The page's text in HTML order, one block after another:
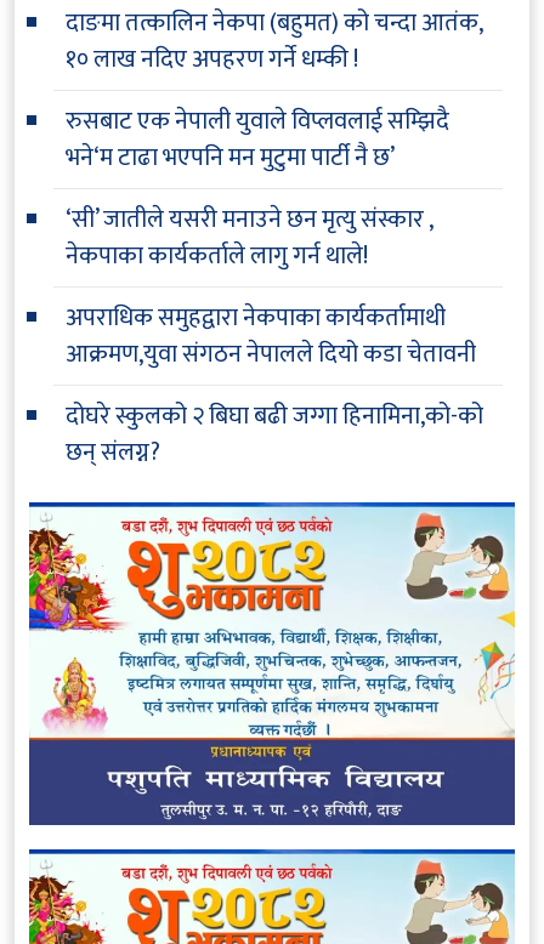
दाङमा तत्कालिन नेकपा (बहुमत) को चन्दा आतंक,
१० लाख नदिए अपहरण गर्ने धम्की !
रुसबाट एक नेपाली युवाले विप्लवलाई सम्झिदै
भने‘म टाढा भएपनि मन मुटुमा पार्टी नै छ’
‘सी’ जातीले यसरी मनाउने छन मृत्यु संस्कार ,
नेकपाका कार्यकर्ताले लागु गर्न थाले!
अपराधिक समुहद्वारा नेकपाका कार्यकर्तामाथी
आक्रमण,युवा संगठन नेपालले दियो कडा चेतावनी
दोघरे स्कुलको २ बिघा बढी जग्गा हिनामिना,को-को
छन् संलग्न?